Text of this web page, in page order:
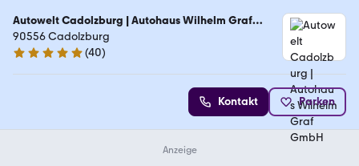
Autowelt Cadolzburg | Autohaus Wilhelm Graf
GmbH
90556 Cadolzburg
4.9 Sterne
(40)
Kontakt Parken